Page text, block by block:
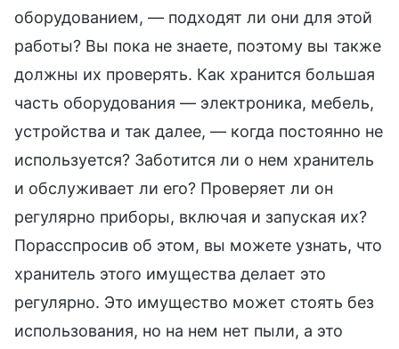
оборудованием, — подходят ли они для этой
работы? Вы пока не знаете, поэтому вы также
должны их проверять. Как хранится большая
часть оборудования — электроника, мебель,
устройства и так далее, — когда постоянно не
используется? Заботится ли о нем хранитель
и обслуживает ли его? Проверяет ли он
регулярно приборы, включая и запуская их?
Порасспросив об этом, вы можете узнать, что
хранитель этого имущества делает это
регулярно. Это имущество может стоять без
использования, но на нем нет пыли, а это